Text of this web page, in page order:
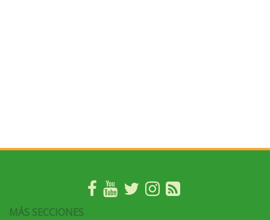
MÁS SECCIONES